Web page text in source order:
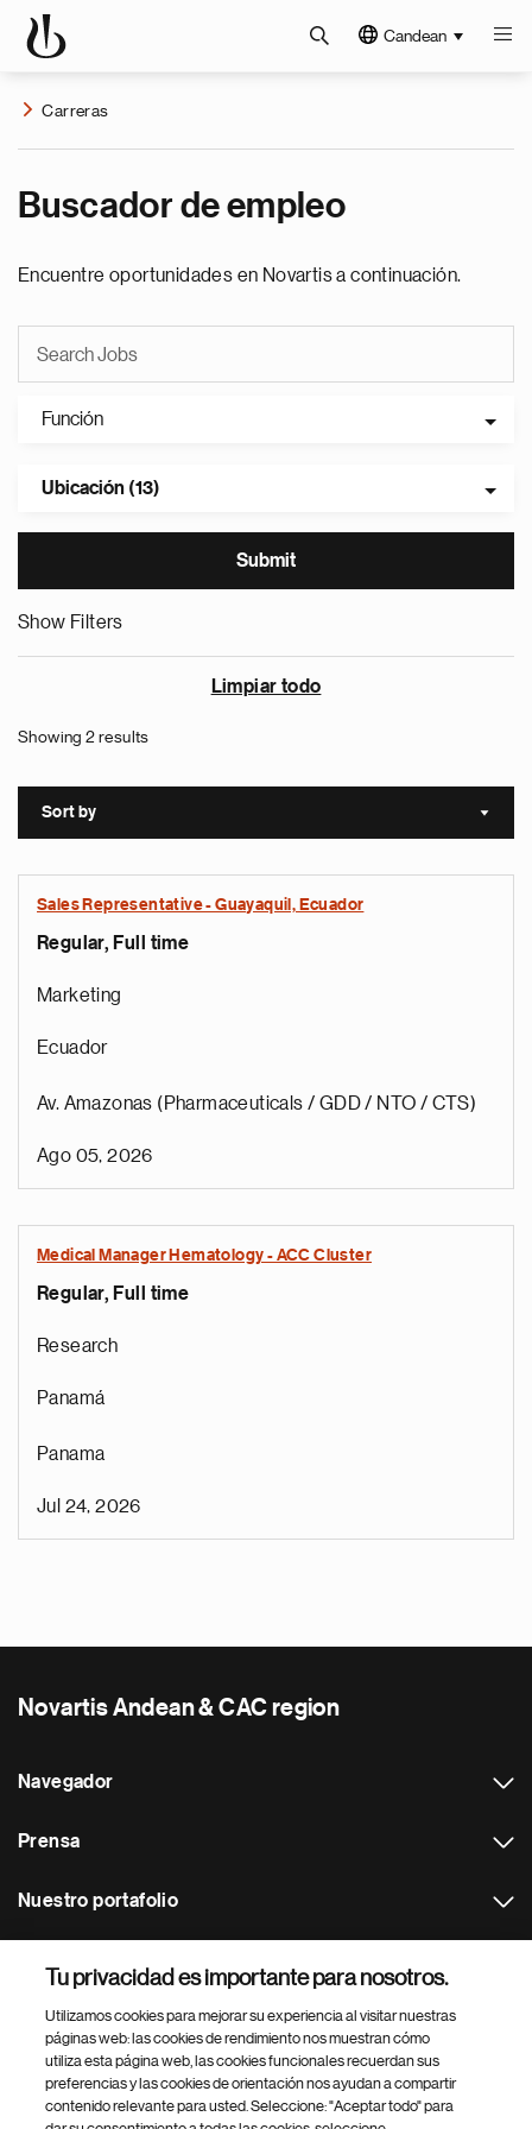
Candean
Carreras
Buscador de empleo
Encuentre oportunidades en Novartis a continuación.
Función
Ubicación (13)
Show Filters
Limpiar todo
Showing 2 results
Sort by Sort
Sales Representative - Guayaquil, Ecuador
Regular, Full time
Marketing
Ecuador
Av. Amazonas (Pharmaceuticals / GDD / NTO / CTS)
Ago 05, 2026
Medical Manager Hematology - ACC Cluster
Regular, Full time
Research
Panamá
Panama
Jul 24, 2026
Novartis Andean & CAC region
Navegador
Prensa
Nuestro portafolio
Footer Site Search
Tu privacidad es importante para nosotros.
Utilizamos cookies para mejorar su experiencia al visitar nuestras
páginas web: las cookies de rendimiento nos muestran cómo
utiliza esta página web, las cookies funcionales recuerdan sus
preferencias y las cookies de orientación nos ayudan a compartir
contenido relevante para usted. Seleccione: "Aceptar todo" para